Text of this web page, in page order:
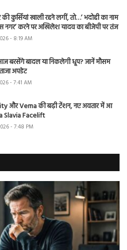
कुर्सियां खाली रहने लगीं, तो…’ भदोही का नाम
नगर’ करने पर अखिलेश यादव का बीजेपी पर तंज
- 8:19 AM
बरसेंगे बादल या निकलेगी धूप? जानें मौसम
अपडेट
- 7:41 AM
और Verna की बढ़ी टेंशन, नए अवतार में आ
Slavia Facelift
- 7:48 PM